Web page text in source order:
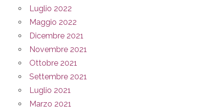
Luglio 2022
Maggio 2022
Dicembre 2021
Novembre 2021
Ottobre 2021
Settembre 2021
Luglio 2021
Marzo 2021